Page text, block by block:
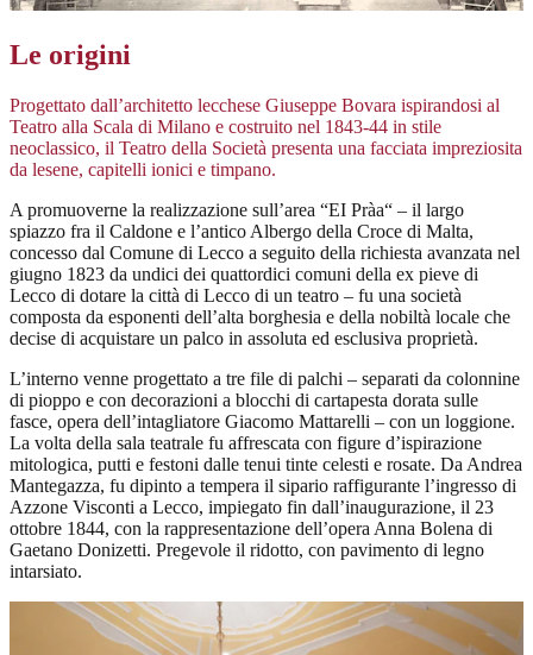
Le origini
Progettato dall’architetto lecchese Giuseppe Bovara ispirandosi al
Teatro alla Scala di Milano e costruito nel 1843-44 in stile
neoclassico, il Teatro della Società presenta una facciata impreziosita
da lesene, capitelli ionici e timpano.
A promuoverne la realizzazione sull’area “EI Pràa“ – il largo
spiazzo fra il Caldone e l’antico Albergo della Croce di Malta,
concesso dal Comune di Lecco a seguito della richiesta avanzata nel
giugno 1823 da undici dei quattordici comuni della ex pieve di
Lecco di dotare la città di Lecco di un teatro – fu una società
composta da esponenti dell’alta borghesia e della nobiltà locale che
decise di acquistare un palco in assoluta ed esclusiva proprietà.
L’interno venne progettato a tre file di palchi – separati da colonnine
di pioppo e con decorazioni a blocchi di cartapesta dorata sulle
fasce, opera dell’intagliatore Giacomo Mattarelli – con un loggione.
La volta della sala teatrale fu affrescata con figure d’ispirazione
mitologica, putti e festoni dalle tenui tinte celesti e rosate. Da Andrea
Mantegazza, fu dipinto a tempera il sipario raffigurante l’ingresso di
Azzone Visconti a Lecco, impiegato fin dall’inaugurazione, il 23
ottobre 1844, con la rappresentazione dell’opera Anna Bolena di
Gaetano Donizetti. Pregevole il ridotto, con pavimento di legno
intarsiato.